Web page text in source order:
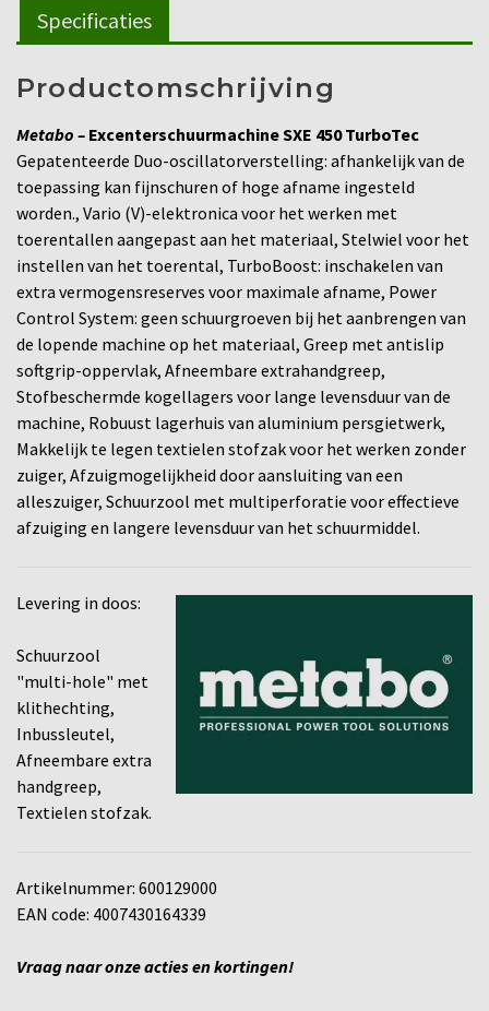
Specificaties
Productomschrijving
Metabo – Excenterschuurmachine SXE 450 TurboTec
Gepatenteerde Duo-oscillatorverstelling: afhankelijk van de
toepassing kan fijnschuren of hoge afname ingesteld
worden., Vario (V)-elektronica voor het werken met
toerentallen aangepast aan het materiaal, Stelwiel voor het
instellen van het toerental, TurboBoost: inschakelen van
extra vermogensreserves voor maximale afname, Power
Control System: geen schuurgroeven bij het aanbrengen van
de lopende machine op het materiaal, Greep met antislip
softgrip-oppervlak, Afneembare extrahandgreep,
Stofbeschermde kogellagers voor lange levensduur van de
machine, Robuust lagerhuis van aluminium persgietwerk,
Makkelijk te legen textielen stofzak voor het werken zonder
zuiger, Afzuigmogelijkheid door aansluiting van een
alleszuiger, Schuurzool met multiperforatie voor effectieve
afzuiging en langere levensduur van het schuurmiddel.
Levering in doos:
Schuurzool
"multi-hole" met
klithechting,
Inbussleutel,
Afneembare extra
handgreep,
Textielen stofzak.
Artikelnummer: 600129000
EAN code: 4007430164339
Vraag naar onze acties en kortingen!